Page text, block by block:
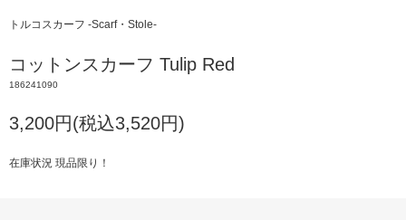
トルコスカーフ -Scarf・Stole-
コットンスカーフ Tulip Red
186241090
3,200円(税込3,520円)
在庫状況 現品限り！